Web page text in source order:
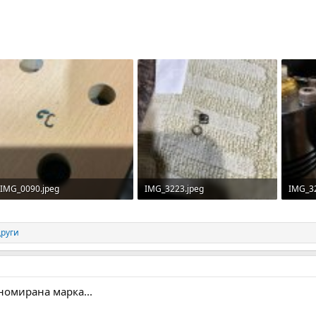
IMG_0090.jpeg
IMG_3223.jpeg
марка...